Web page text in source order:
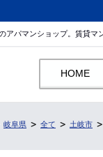
アパマンショップ。賃貸マ
HOME
岐阜県 全て 土岐市